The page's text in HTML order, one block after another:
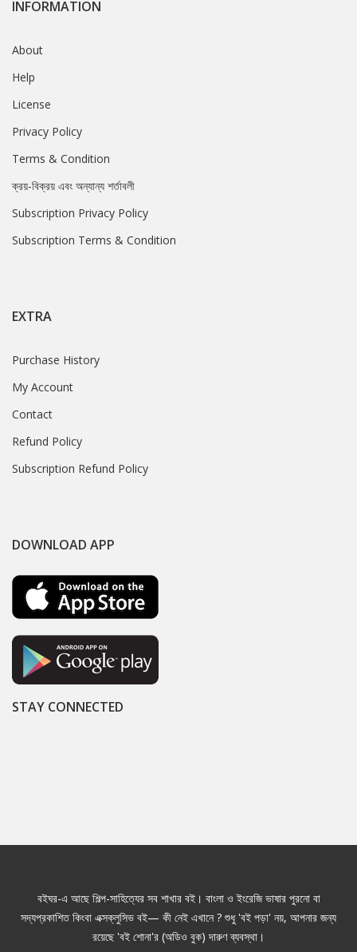
INFORMATION
About
Help
License
Privacy Policy
Terms & Condition
ক্রয়-বিক্রয় এবং অন্যান্য শর্তাবলী
Subscription Privacy Policy
Subscription Terms & Condition
EXTRA
Purchase History
My Account
Contact
Refund Policy
Subscription Refund Policy
DOWNLOAD APP
STAY CONNECTED
বইঘর-এ আছে শিল্প-সাহিত্যের সব শাখার বই। বাংলা ও ইংরেজি ভাষার পুরনো বা
সদ্যপ্রকাশিত কিংবা এক্সক্লুসিভ বই— কী নেই এখানে ? শুধু 'বই পড়া' নয়, আপনার জন্য
রয়েছে 'বই শোনা'র (অডিও বুক) দারুণ ব্যবস্থা।